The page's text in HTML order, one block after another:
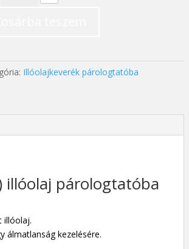
30
ml
Illóolajkeverék párologtatóba
illóolaj párologtatóba
illóolaj.
álmatlanság kezelésére.